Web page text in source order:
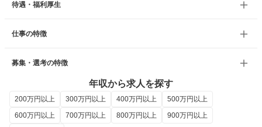
待遇・福利厚生
仕事の特徴
募集・選考の特徴
年収から求人を探す
200万円以上 300万円以上 400万円以上
500万円以上
600万円以上
700万円以上 800万円以上
900万円以上